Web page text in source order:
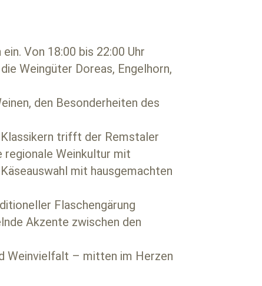
Von 18:00 bis 22:00 Uhr
Weingüter Doreas, Engelhorn,
den Besonderheiten des
Klassikern trifft der Remstaler
regionale Weinkultur mit
mit hausgemachten
Flaschengärung
Akzente zwischen den
Weinvielfalt – mitten im Herzen